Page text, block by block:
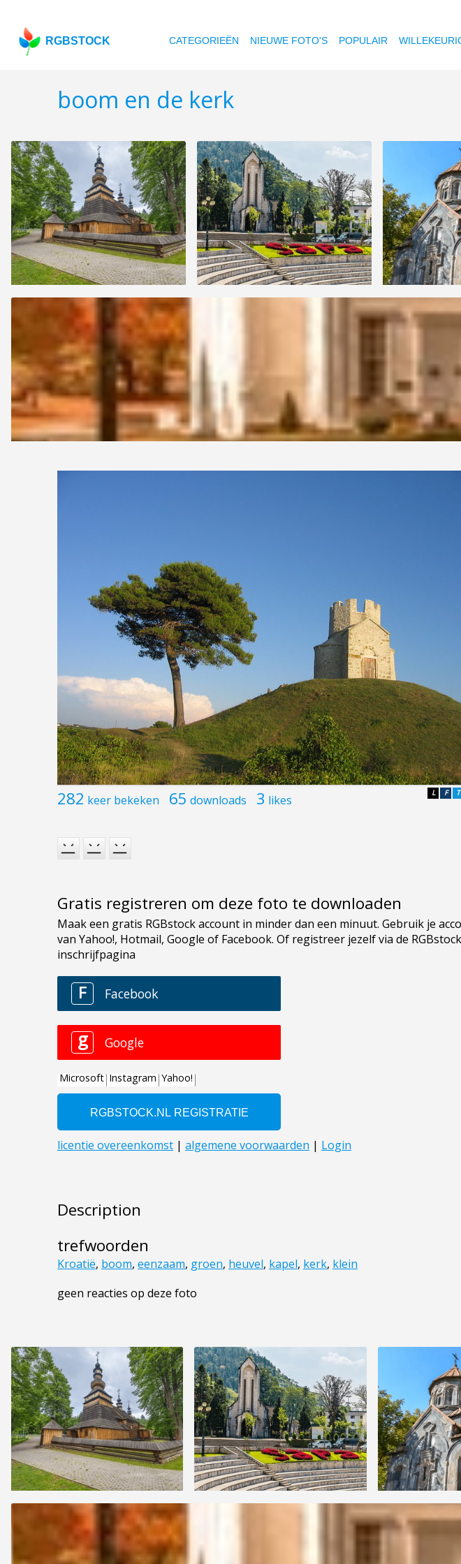
RGBSTOCK CATEGORIEËN NIEUWE FOTO'S POPULAIR
boom en de kerk
282 keer bekeken 65 downloads 3 likes T
F
L
Gratis registreren om deze foto te downloaden
Description
trefwoorden
Kroatië, boom, eenzaam, groen, heuvel, kapel, kerk, klein
geen reacties op deze foto